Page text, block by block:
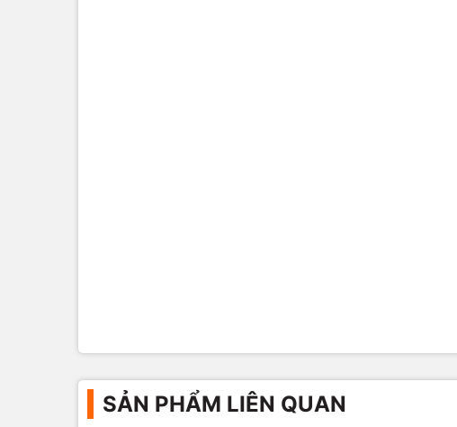
SẢN PHẨM LIÊN QUAN